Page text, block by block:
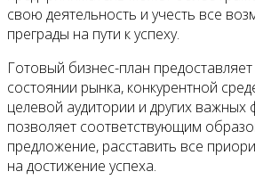
свою деятельность и учесть все
преграды на пути к успеху.
Готовый бизнес-план
состоянии рынка, конкурентной
целевой аудитории и других важных
позволяет соответствующим
предложение, расставить все
на достижение успеха.